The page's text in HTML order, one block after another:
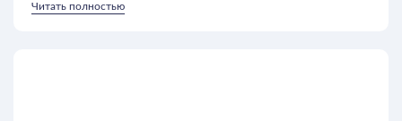
Читать полностью